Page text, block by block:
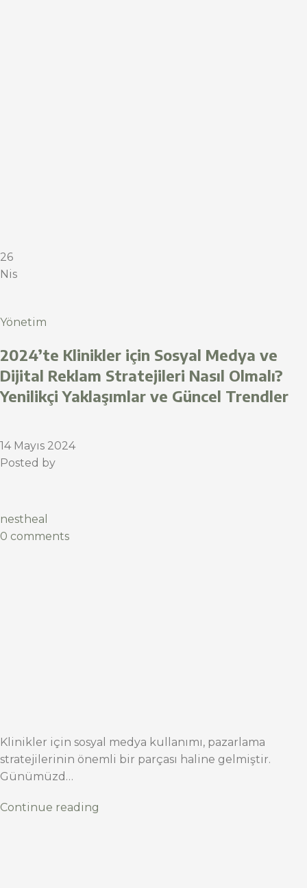
26
Nis
Yönetim
2024’te Klinikler için Sosyal Medya ve
Dijital Reklam Stratejileri Nasıl Olmalı?
Yenilikçi Yaklaşımlar ve Güncel Trendler
14 Mayıs 2024
Posted by
nestheal
0 comments
Klinikler için sosyal medya kullanımı, pazarlama
stratejilerinin önemli bir parçası haline gelmiştir.
Günümüzd…
Continue reading